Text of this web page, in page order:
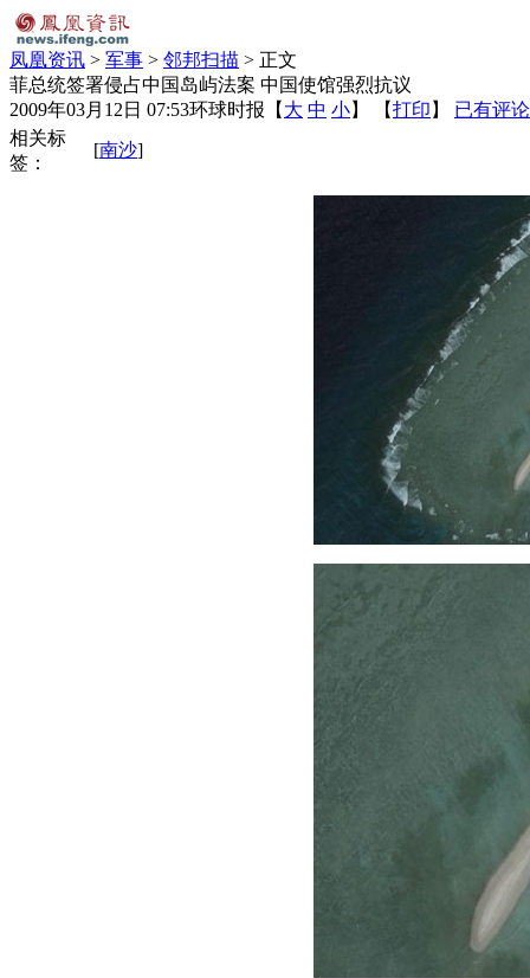
凤凰资讯 > 军事 > 邻邦扫描 > 正文
菲总统签署侵占中国岛屿法案 中国使馆强烈抗议
2009年03月12日 07:53环球时报 【 大 中 小】 【打印 】 已有评论
相关标
签：
[南沙]